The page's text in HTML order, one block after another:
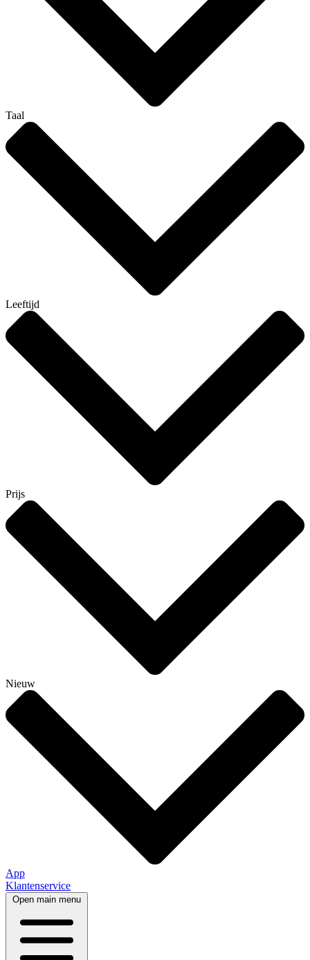
Taal
Leeftijd
Prijs
Nieuw
App
Klantenservice
Open main menu